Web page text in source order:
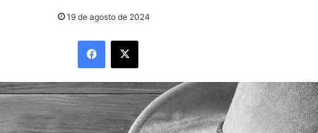
19 de agosto de 2024
Facebook
X